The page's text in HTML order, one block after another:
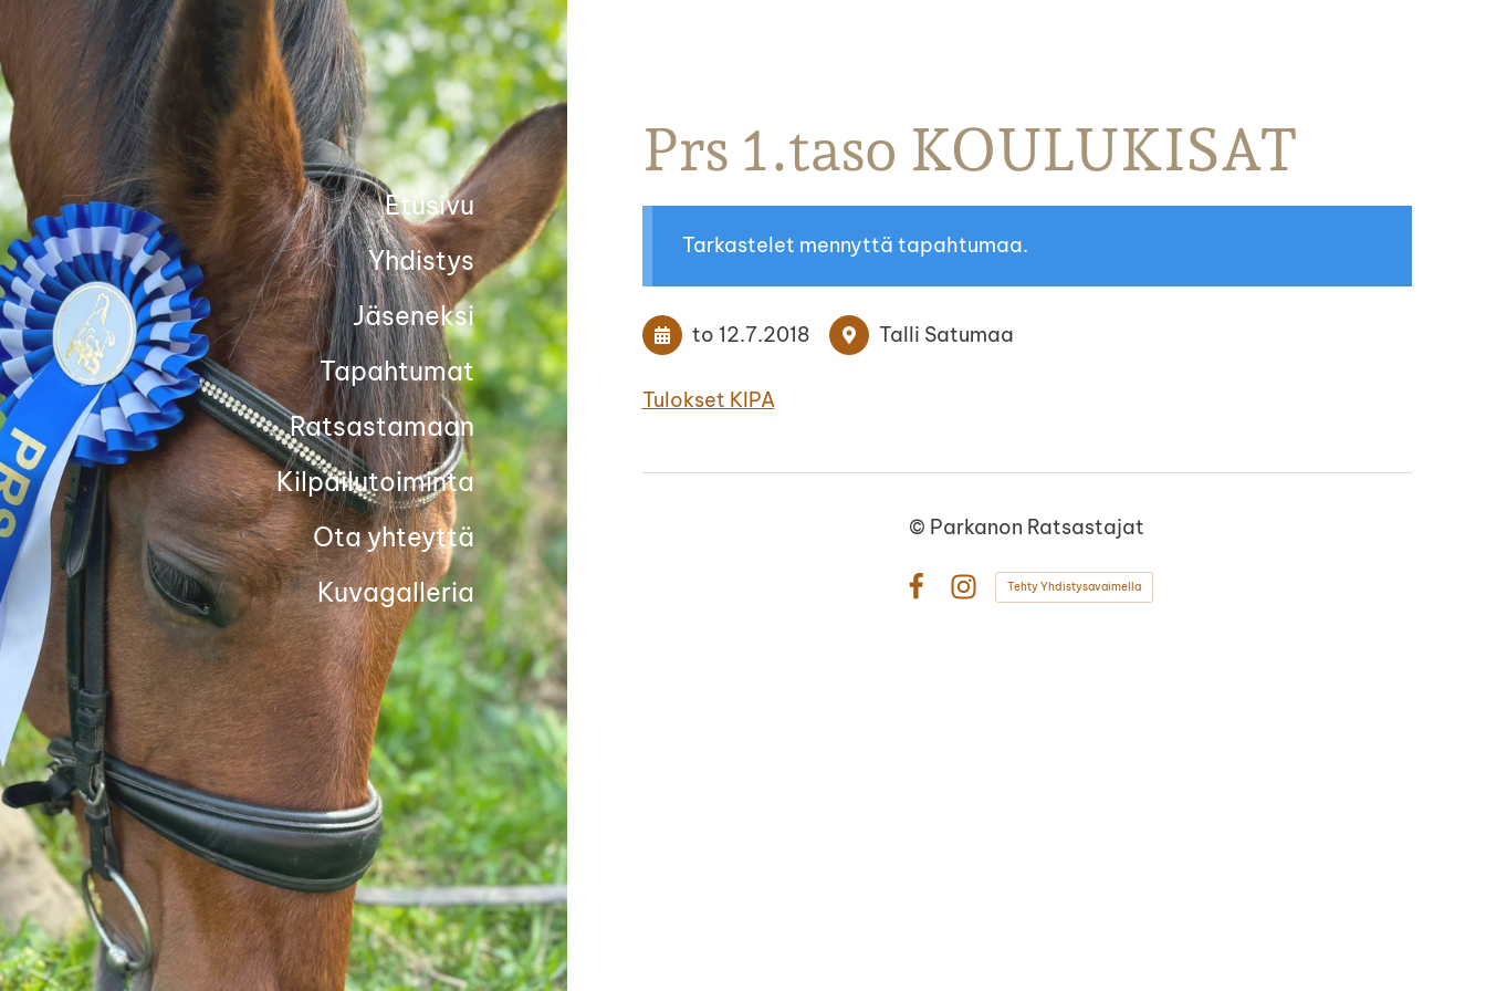
Siirry
sivun
sisältöön
Parkanon Ratsastajat
Etusivu
Yhdistys
Jäseneksi
Tapahtumat
Ratsastamaan
Kilpailutoiminta
Ota yhteyttä
Kuvagalleria
Prs 1.taso KOULUKISAT
Tarkastelet mennyttä tapahtumaa.
to 12.7.2018 Talli Satumaa
Tulokset KIPA
© Parkanon Ratsastajat
Tehty Yhdistysavaimella